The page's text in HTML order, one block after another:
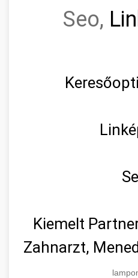
Seo,
Kiemelt
Zahnarzt,